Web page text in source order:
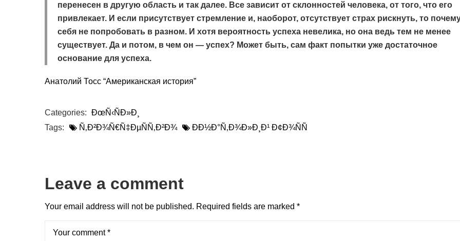
перенесен в другую область и так далее. Все зависит от склонностей человека, от того, что его
привлекает. И если присутствует стремление и, наоборот, отсутствует страх рискнуть, то
себя не попробовать в разном. И хотя вероятность успеха невелика, но она ведь тем не менее
существует. Да и потом, в чем он — успех? Может быть, сам факт попытки уже достаточное
основание для успеха.
Анатолий Тосс “Американская история”
Categories: ÐœÑ‹ÑÐ»Ð¸
Tags:
Ñ‚Ð²Ð¾Ñ€Ñ‡ÐµÑÑ‚Ð²Ð¾ ÐÐ½Ð°Ñ‚Ð¾Ð»Ð¸Ð¹ Ð¢Ð¾ÑÑ
Leave a comment
Your email address will not be published. Required fields are marked *